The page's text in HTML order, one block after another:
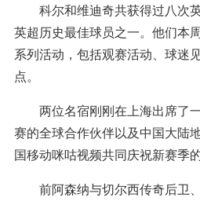
科尔和维迪奇共获得过八次
英超历史最佳球员之一。他们本
系列活动，包括观赛活动、球迷
点。
两位名宿刚刚在上海出席了
赛的全球合作伙伴以及中国大陆
国移动咪咕视频共同庆祝新赛季的
前阿森纳与切尔西传奇后卫